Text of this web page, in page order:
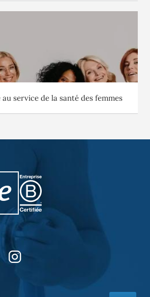
service de la santé des femmes
complémentaires
Instagram